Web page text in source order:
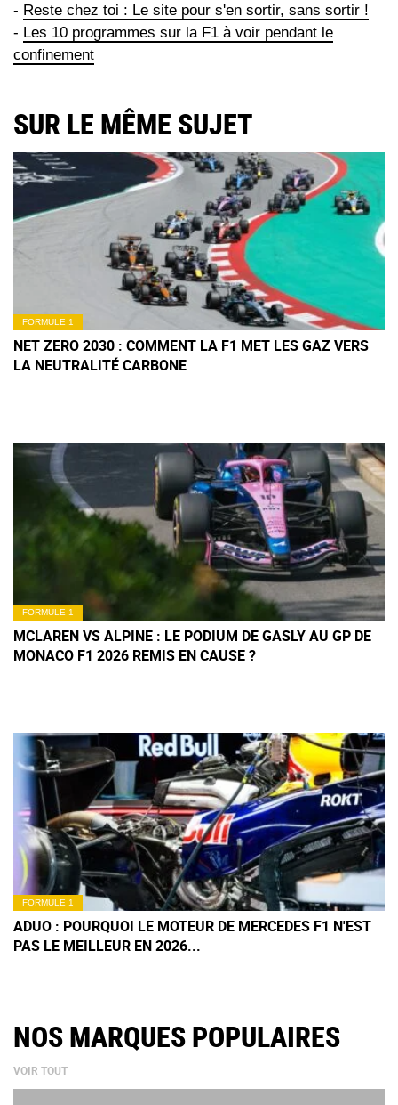
- Reste chez toi : Le site pour s'en sortir, sans sortir !
- Les 10 programmes sur la F1 à voir pendant le
confinement
SUR LE MÊME SUJET
FORMULE 1
NET ZERO 2030 : COMMENT LA F1 MET LES GAZ VERS
LA NEUTRALITÉ CARBONE
FORMULE 1
MCLAREN VS ALPINE : LE PODIUM DE GASLY AU GP DE
MONACO F1 2026 REMIS EN CAUSE ?
FORMULE 1
ADUO : POURQUOI LE MOTEUR DE MERCEDES F1 N'EST
PAS LE MEILLEUR EN 2026...
NOS MARQUES POPULAIRES
VOIR TOUT